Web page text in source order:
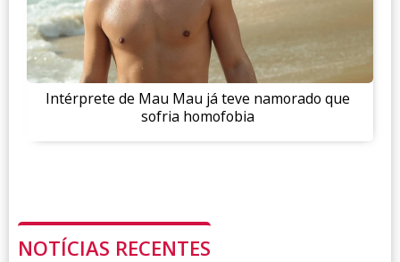
Intérprete de Mau Mau já teve namorado que
sofria homofobia
NOTÍCIAS RECENTES